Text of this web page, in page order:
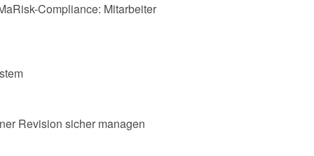
Compliance: Mitarbeiter
Revision sicher managen